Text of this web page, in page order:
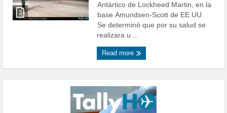
Antártico de Lockheed Martin, en la
base Amundsen-Scott de EE.UU.
Se determinó que por su salud se
realizara u ...
Read more